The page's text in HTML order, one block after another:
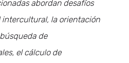
abordan desafíos
intercultural, la orientación
de
el cálculo de